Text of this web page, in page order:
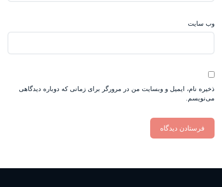
وب‌ سایت
ذخیره نام، ایمیل و وبسایت من در مرورگر برای زمانی که دوباره دیدگاهی
می‌نویسم.